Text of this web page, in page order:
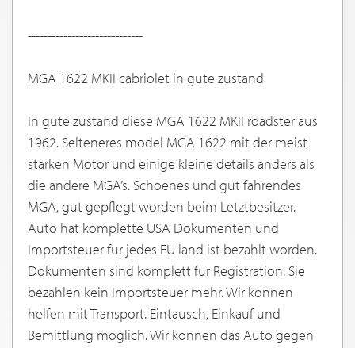
-----------------------------
MGA 1622 MKII cabriolet in gute zustand
In gute zustand diese MGA 1622 MKII roadster aus
1962. Selteneres model MGA 1622 mit der meist
starken Motor und einige kleine details anders als
die andere MGA’s. Schoenes und gut fahrendes
MGA, gut gepflegt worden beim Letztbesitzer.
Auto hat komplette USA Dokumenten und
Importsteuer fur jedes EU land ist bezahlt worden.
Dokumenten sind komplett fur Registration. Sie
bezahlen kein Importsteuer mehr. Wir konnen
helfen mit Transport. Eintausch, Einkauf und
Bemittlung moglich. Wir konnen das Auto gegen